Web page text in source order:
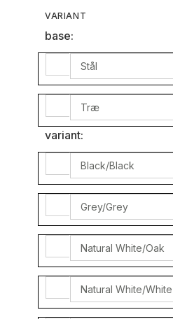
VARIANT
base:
Stål
Træ
variant:
Black/Black
Grey/Grey
Natural White/Oak
Natural White/White